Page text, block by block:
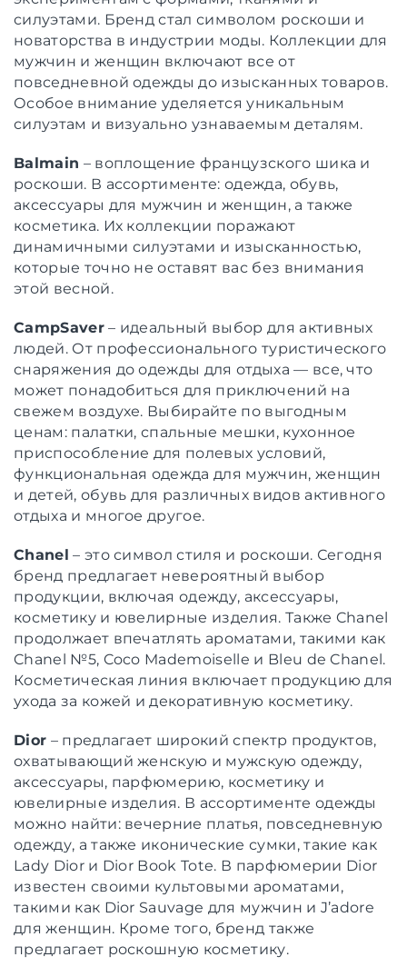
силуэтами. Бренд стал символом роскоши и
новаторства в индустрии моды. Коллекции для
мужчин и женщин включают все от
повседневной одежды до изысканных товаров.
Особое внимание уделяется уникальным
силуэтам и визуально узнаваемым деталям.
Balmain – воплощение французского шика и
роскоши. В ассортименте: одежда, обувь,
аксессуары для мужчин и женщин, а также
косметика. Их коллекции поражают
динамичными силуэтами и изысканностью,
которые точно не оставят вас без внимания
этой весной.
CampSaver– идеальный выбор для активных
людей. От профессионального туристического
снаряжения до одежды для отдыха — все, что
может понадобиться для приключений на
свежем воздухе. Выбирайте по выгодным
ценам: палатки, спальные мешки, кухонное
приспособление для полевых условий,
функциональная одежда для мужчин, женщин
и детей, обувь для различных видов активного
отдыха и многое другое.
Chanel – это символ стиля и роскоши. Сегодня
бренд предлагает невероятный выбор
продукции, включая одежду, аксессуары,
косметику и ювелирные изделия. Также Chanel
продолжает впечатлять ароматами, такими как
Chanel №5, Coco Mademoiselle и Bleu de Chanel.
Косметическая линия включает продукцию для
ухода за кожей и декоративную косметику.
Dior – предлагает широкий спектр продуктов,
охватывающий женскую и мужскую одежду,
аксессуары, парфюмерию, косметику и
ювелирные изделия. В ассортименте одежды
можно найти: вечерние платья, повседневную
одежду, а также иконические сумки, такие как
Lady Dior и Dior Book Tote. В парфюмерии Dior
известен своими культовыми ароматами,
такими как Dior Sauvage для мужчин и J’adore
для женщин. Кроме того, бренд также
предлагает роскошную косметику.